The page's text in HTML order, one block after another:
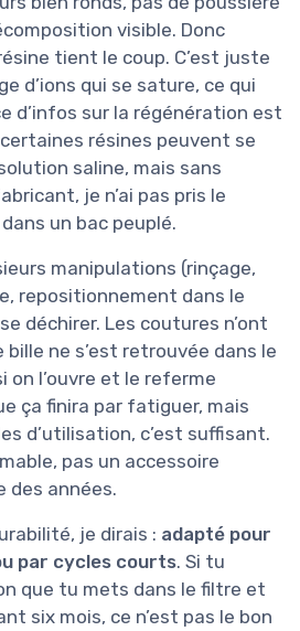
visible. Donc
tient le coup. C’est juste
d’ions qui se sature, ce qui
d’infos sur la régénération est
résines peuvent se
saline, mais sans
je n’ai pas pris le
un bac peuplé.
manipulations (rinçage,
repositionnement dans le
déchirer. Les coutures n’ont
ne s’est retrouvée dans le
on l’ouvre et le referme
ça finira par fatiguer, mais
d’utilisation, c’est suffisant.
pas un accessoire
des années.
je dirais : adapté pour
par cycles courts. Si tu
que tu mets dans le filtre et
six mois, ce n’est pas le bon